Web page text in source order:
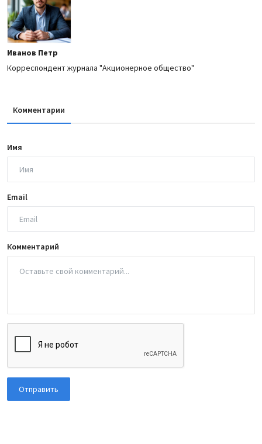
Иванов Петр
Корреспондент журнала "Акционерное общество"
Комментарии
Имя
Email
Комментарий
Отправить